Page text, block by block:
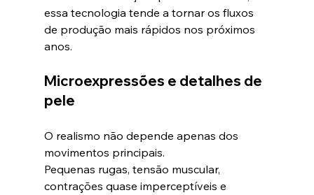
essa tecnologia tende a tornar os fluxos
de produção mais rápidos nos próximos
anos.
Microexpressões e detalhes de
pele
O realismo não depende apenas dos
movimentos principais.
Pequenas rugas, tensão muscular,
contrações quase imperceptíveis e